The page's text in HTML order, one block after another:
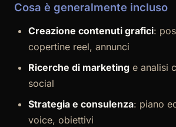
Cosa è generalmente incluso
Creazione contenuti grafici:
copertine reel, annunci
Ricerche di marketing e analisi
social
Strategia e consulenza: piano
voice, obiettivi